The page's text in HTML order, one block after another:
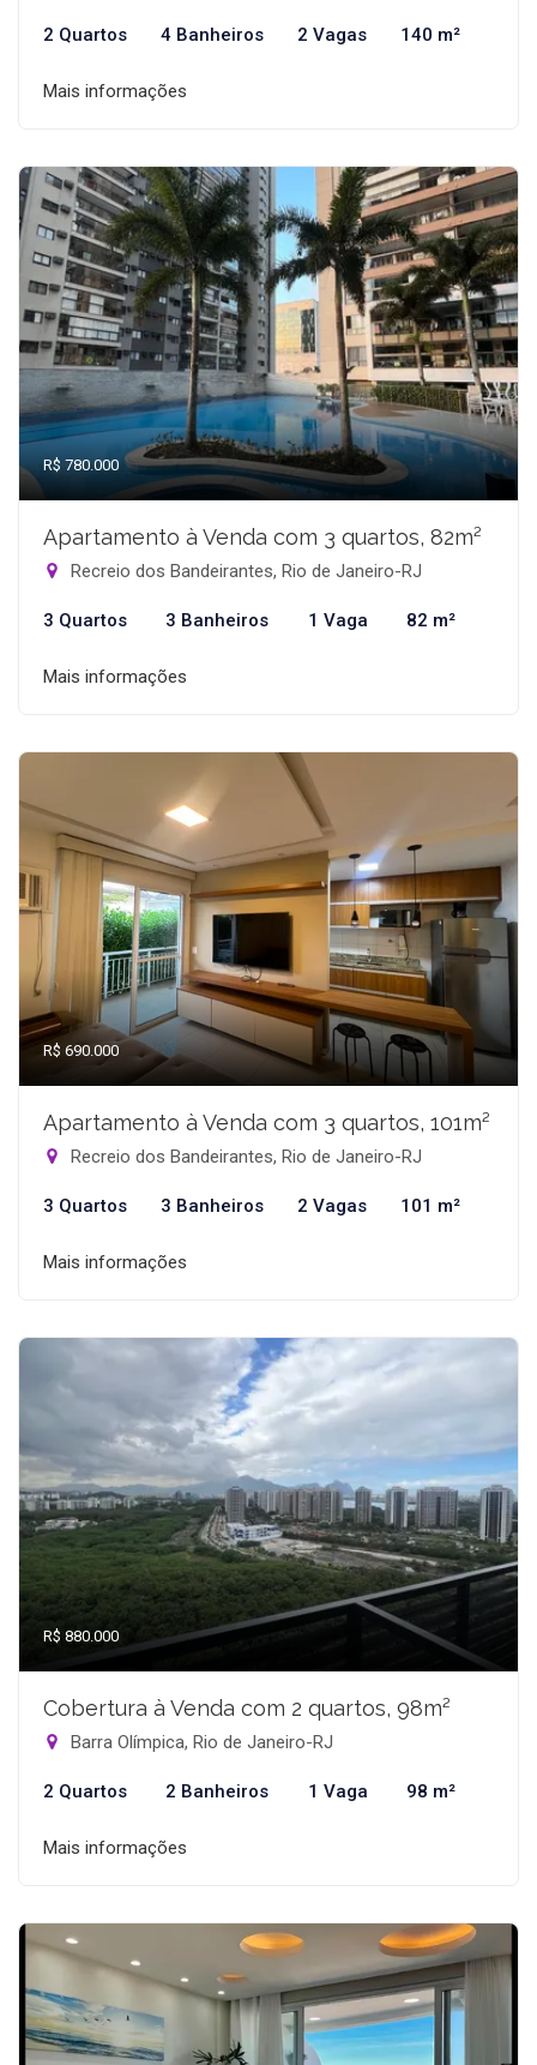
2 Quartos 4 Banheiros 2 Vagas 140 m²
Mais informações
R$ 780.000
Apartamento à Venda com 3 quartos, 82m²
Recreio dos Bandeirantes, Rio de Janeiro-RJ
3 Quartos 3 Banheiros 1 Vaga 82 m²
Mais informações
R$ 690.000
Apartamento à Venda com 3 quartos, 101m²
Recreio dos Bandeirantes, Rio de Janeiro-RJ
3 Quartos 3 Banheiros 2 Vagas 101 m²
Mais informações
R$ 880.000
Cobertura à Venda com 2 quartos, 98m²
Barra Olímpica, Rio de Janeiro-RJ
2 Quartos 2 Banheiros 1 Vaga 98 m²
Mais informações